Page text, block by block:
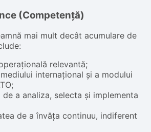
(Competență)
mai mult decât acumulare de
relevantă;
internațional și a modului
a analiza, selecta și implementa
de a învăța continuu, indiferent